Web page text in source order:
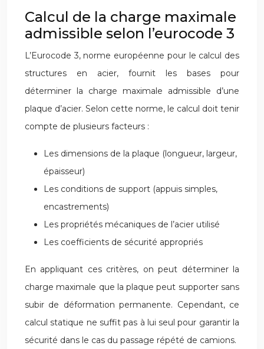
Calcul de la charge maximale
admissible selon l’eurocode 3
L’Eurocode 3, norme européenne pour le calcul des
structures en acier, fournit les bases pour
déterminer la charge maximale admissible d’une
plaque d’acier. Selon cette norme, le calcul doit tenir
compte de plusieurs facteurs :
Les dimensions de la plaque (longueur, largeur,
épaisseur)
Les conditions de support (appuis simples,
encastrements)
Les propriétés mécaniques de l’acier utilisé
Les coefficients de sécurité appropriés
En appliquant ces critères, on peut déterminer la
charge maximale que la plaque peut supporter sans
subir de déformation permanente. Cependant, ce
calcul statique ne suffit pas à lui seul pour garantir la
sécurité dans le cas du passage répété de camions.